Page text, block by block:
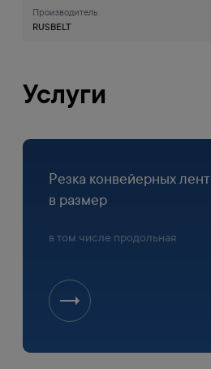
Производитель
RUSBELT
Услуги
Резка конвейерных лент
в размер
в том числе продольная